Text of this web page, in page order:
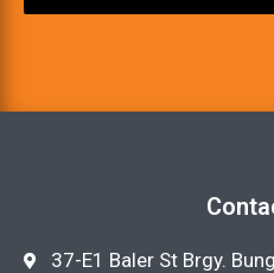
37-E1 Baler St Brgy.